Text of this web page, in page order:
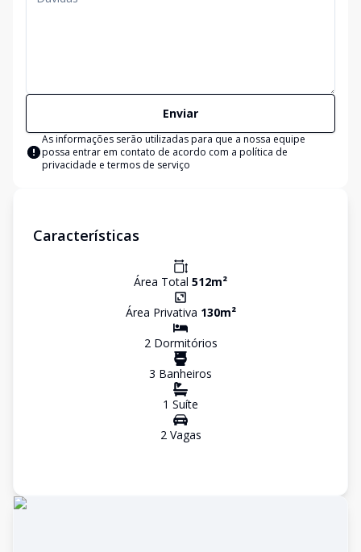
Enviar
As informações serão utilizadas para que a nossa equipe
possa entrar em contato de acordo com a política de
privacidade e termos de serviço
Características
Área Total 512m²
Área Privativa 130m²
2Dormitórios
3 Banheiros
1 Suíte
2Vagas